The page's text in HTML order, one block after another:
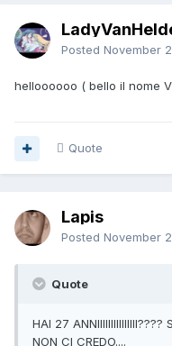
Posted November
helloooooo ( bello il nome
Quote
Lapis
Posted November
Quote
HAI 27
NON CI CREDO....